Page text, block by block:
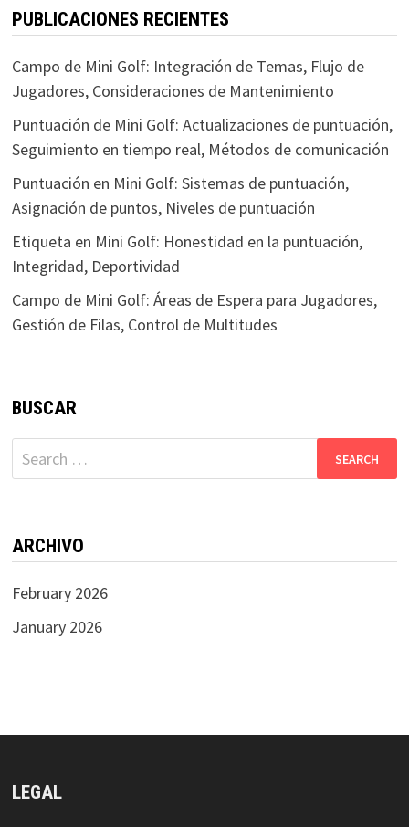
PUBLICACIONES RECIENTES
Campo de Mini Golf: Integración de Temas, Flujo de
Jugadores, Consideraciones de Mantenimiento
Puntuación de Mini Golf: Actualizaciones de puntuación,
Seguimiento en tiempo real, Métodos de comunicación
Puntuación en Mini Golf: Sistemas de puntuación,
Asignación de puntos, Niveles de puntuación
Etiqueta en Mini Golf: Honestidad en la puntuación,
Integridad, Deportividad
Campo de Mini Golf: Áreas de Espera para Jugadores,
Gestión de Filas, Control de Multitudes
BUSCAR
Search
for:
ARCHIVO
February 2026
January 2026
LEGAL